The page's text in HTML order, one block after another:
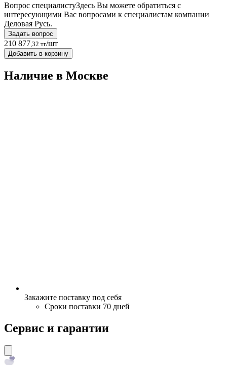
Вопрос специалистуЗдесь Вы можете обратиться с
интересующими Вас вопросами к специалистам компании
Деловая Русь.
Задать вопрос
210 877 ,32 тг/шт
Добавить в корзину
Наличие в Москвe
Закажите поставку под себя
Сроки поставки 70 дней
Сервис и гарантии